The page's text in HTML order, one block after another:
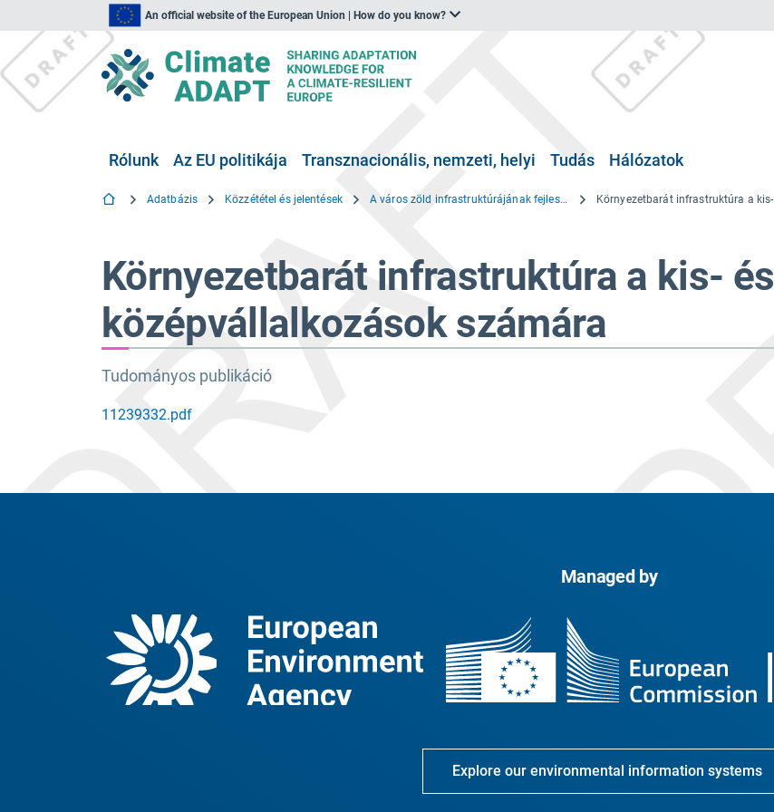
An official website of the European Union | How do you know?
Rólunk Az EU politikája Transznacionális, nemzeti, helyi Tudás Hálózatok
Adatbázis Közzététel és jelentések A város zöld infrastruktúrájának fejlesztése: Holisztikus jövőkép a fenntartható urbanizmusról
Környezetbarát infrastruktúra a kis- és
középvállalkozások számára
Tudományos publikáció
11239332.pdf
Managed by
Explore our environmental information systems